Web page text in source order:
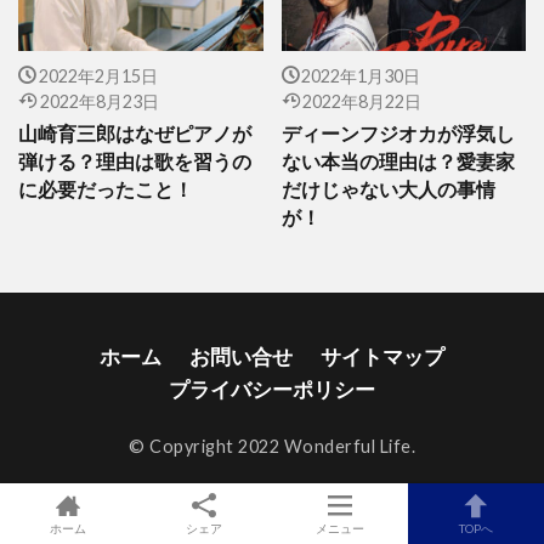
2022年2月15日
2022年8月23日
山崎育三郎はなぜピアノが
弾ける？理由は歌を習うの
に必要だったこと！
2022年1月30日
2022年8月22日
ディーンフジオカが浮気し
ない本当の理由は？愛妻家
だけじゃない大人の事情
が！
ホーム お問い合せ
サイトマップ
プライバシーポリシー
© Copyright 2022 Wonderful Life.
ホーム シェア メニュー TOPへ